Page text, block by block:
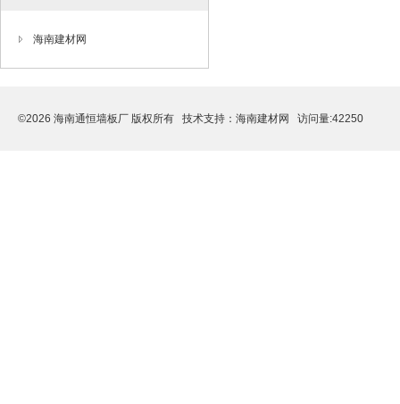
海南建材网
©2026 海南通恒墙板厂 版权所有 技术支持： 海南建材网 访问量:42250